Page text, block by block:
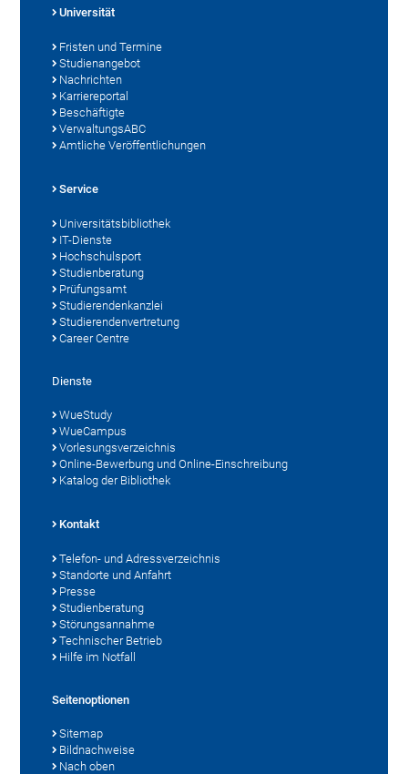
Universität
Fristen und Termine
Studienangebot
Nachrichten
Karriereportal
Beschäftigte
VerwaltungsABC
Amtliche Veröffentlichungen
Service
Universitätsbibliothek
IT-Dienste
Hochschulsport
Studienberatung
Prüfungsamt
Studierendenkanzlei
Studierendenvertretung
Career Centre
Dienste
WueStudy
WueCampus
Vorlesungsverzeichnis
Online-Bewerbung und Online-Einschreibung
Katalog der Bibliothek
Kontakt
Telefon- und Adressverzeichnis
Standorte und Anfahrt
Presse
Studienberatung
Störungsannahme
Technischer Betrieb
Hilfe im Notfall
Seitenoptionen
Sitemap
Bildnachweise
Nach oben